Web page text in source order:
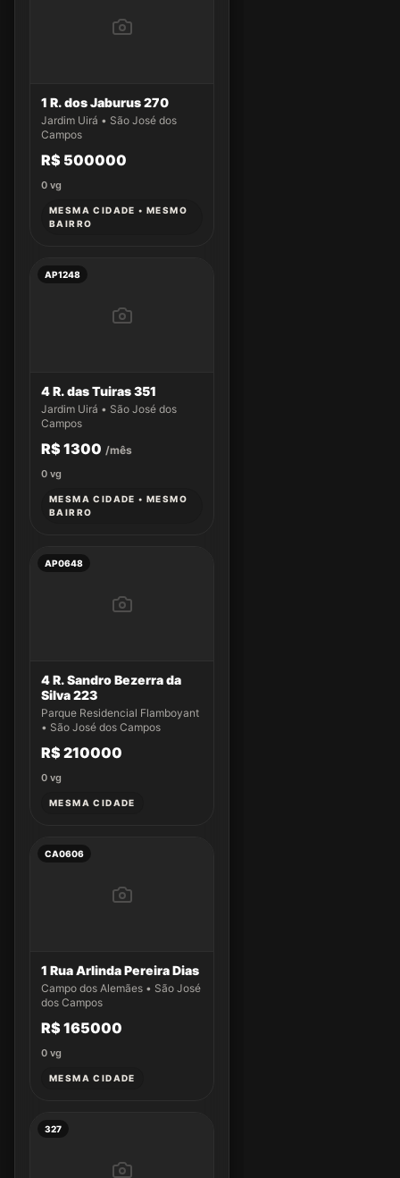
1 R. dos Jaburus 270
Jardim Uirá • São José dos
Campos
R$ 500000
0 vg
MESMA CIDADE • MESMO
BAIRRO
AP1248
4 R. das Tuiras 351
Jardim Uirá • São José dos
Campos
R$ 1300 /mês
0 vg
MESMA CIDADE • MESMO
BAIRRO
AP0648
4 R. Sandro Bezerra da
Silva 223
Parque Residencial Flamboyant
• São José dos Campos
R$ 210000
0 vg
MESMA CIDADE
CA0606
1 Rua Arlinda Pereira Dias
Campo dos Alemães • São José
dos Campos
R$ 165000
0 vg
MESMA CIDADE
327